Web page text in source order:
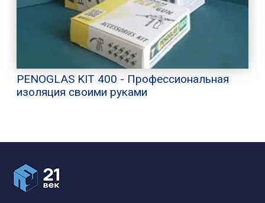
PENOGLAS KIT 400 - Профессиональная
изоляция своими руками